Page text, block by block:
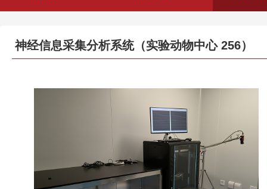
神经信息采集分析系统（实验动物中心 256）